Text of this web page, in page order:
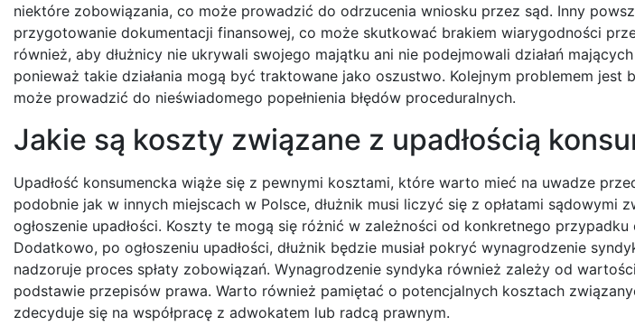
niektóre zobowiązania, co może prowadzić do odrzucenia wniosku przez sąd. Inny
przygotowanie dokumentacji finansowej, co może skutkować brakiem wiarygodności
również, aby dłużnicy nie ukrywali swojego majątku ani nie podejmowali działań
ponieważ takie działania mogą być traktowane jako oszustwo. Kolejnym problemem jest
może prowadzić do nieświadomego popełnienia błędów proceduralnych.
Jakie są koszty związane z upadłością
Upadłość konsumencka wiąże się z pewnymi kosztami, które warto mieć na uwadze
podobnie jak w innych miejscach w Polsce, dłużnik musi liczyć się z opłatami sądowymi
ogłoszenie upadłości. Koszty te mogą się różnić w zależności od konkretnego
Dodatkowo, po ogłoszeniu upadłości, dłużnik będzie musiał pokryć wynagrodzenie
nadzoruje proces spłaty zobowiązań. Wynagrodzenie syndyka również zależy od
podstawie przepisów prawa. Warto również pamiętać o potencjalnych kosztach
zdecyduje się na współpracę z adwokatem lub radcą prawnym.